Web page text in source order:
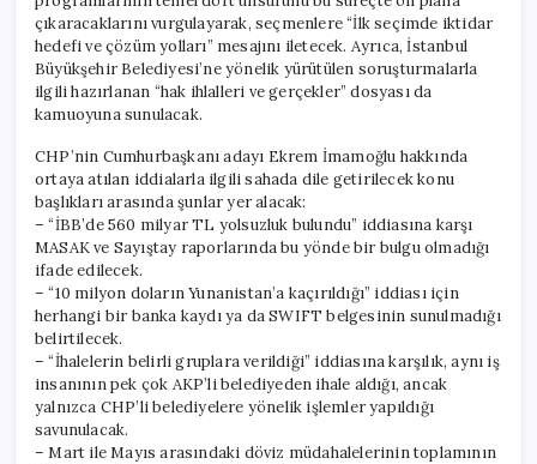
çıkaracaklarını vurgulayarak, seçmenlere “İlk seçimde iktidar
hedefi ve çözüm yolları” mesajını iletecek. Ayrıca, İstanbul
Büyükşehir Belediyesi’ne yönelik yürütülen soruşturmalarla
ilgili hazırlanan “hak ihlalleri ve gerçekler” dosyası da
kamuoyuna sunulacak.
CHP’nin Cumhurbaşkanı adayı Ekrem İmamoğlu hakkında
ortaya atılan iddialarla ilgili sahada dile getirilecek konu
başlıkları arasında şunlar yer alacak:
– “İBB’de 560 milyar TL yolsuzluk bulundu” iddiasına karşı
MASAK ve Sayıştay raporlarında bu yönde bir bulgu olmadığı
ifade edilecek.
– “10 milyon doların Yunanistan’a kaçırıldığı” iddiası için
herhangi bir banka kaydı ya da SWIFT belgesinin sunulmadığı
belirtilecek.
– “İhalelerin belirli gruplara verildiği” iddiasına karşılık, aynı iş
insanının pek çok AKP’li belediyeden ihale aldığı, ancak
yalnızca CHP’li belediyelere yönelik işlemler yapıldığı
savunulacak.
– Mart ile Mayıs arasındaki döviz müdahalelerinin toplamının